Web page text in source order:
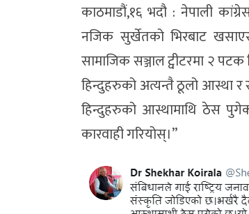
काठमाडौं,१६ भदौ : नेपाली
नजिक सुर्खेतको भिरबाट
सामाजिक सञ्जाल ट्वीटरमा २
हिन्दुहरुको अत्यन्तै ठूलो आस्था र
हिन्दुहरुको आस्थामाथि ठेस
कारवाही गरियोस्।’’